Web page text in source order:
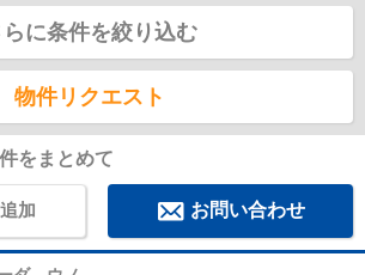
らに条件を絞り込む
物件リクエスト
をまとめて
加 お問い合わせ